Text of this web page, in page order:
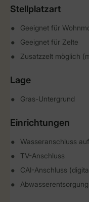
Stellplatzart
Geeignet für
Geeignet für Zelte
Zusatzzelt möglich
Lage
Gras-Untergrund
Einrichtungen
Wasseranschluss
TV-Anschluss
CAI-Anschluss